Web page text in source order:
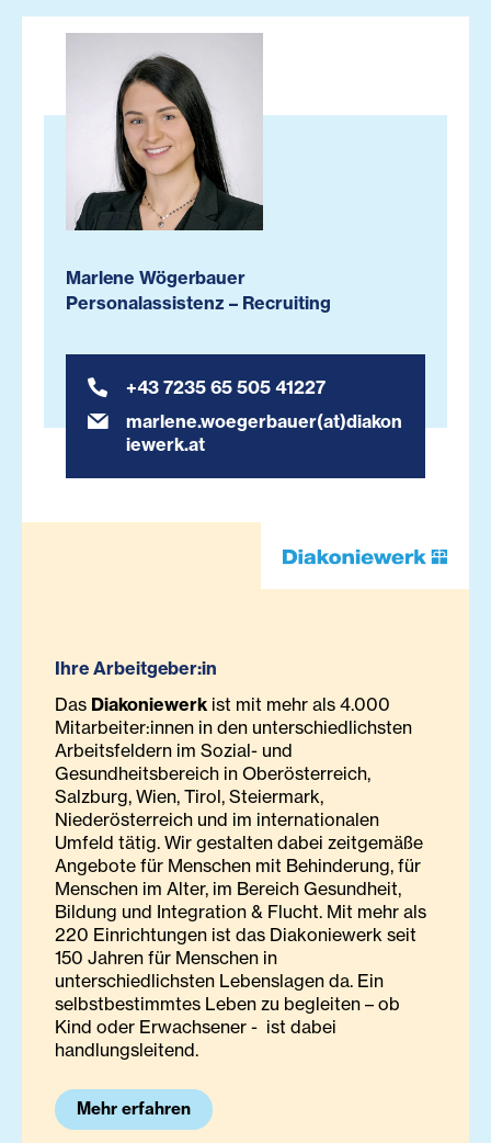
Marlene Wögerbauer
Personalassistenz – Recruiting
+43 7235 65 505 41227
marlene.woegerbauer(at)diakon
iewerk.at
Ihre Arbeitgeber:in
Das Diakoniewerk ist mit mehr als 4.000
Mitarbeiter:innen in den unterschiedlichsten
Arbeitsfeldern im Sozial- und
Gesundheitsbereich in Oberösterreich,
Salzburg, Wien, Tirol, Steiermark,
Niederösterreich und im internationalen
Umfeld tätig. Wir gestalten dabei zeitgemäße
Angebote für Menschen mit Behinderung, für
Menschen im Alter, im Bereich Gesundheit,
Bildung und Integration & Flucht. Mit mehr als
220 Einrichtungen ist das Diakoniewerk seit
150 Jahren für Menschen in
unterschiedlichsten Lebenslagen da. Ein
selbstbestimmtes Leben zu begleiten – ob
Kind oder Erwachsener - ist dabei
handlungsleitend.
Mehr erfahren